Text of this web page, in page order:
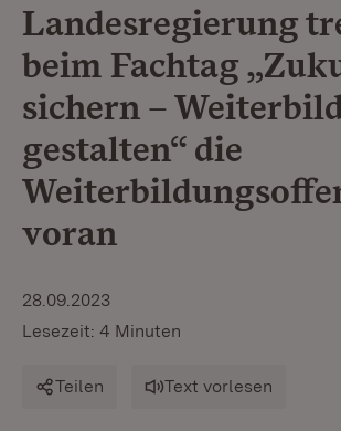
Landesregierung
beim Fachtag
sichern –
gestalten“ die
voran
28.09.2023
Lesezeit: 4 Minuten
Teilen Text vorlesen